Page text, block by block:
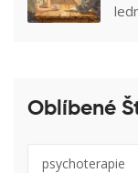
Oblíbené
psychoterapie